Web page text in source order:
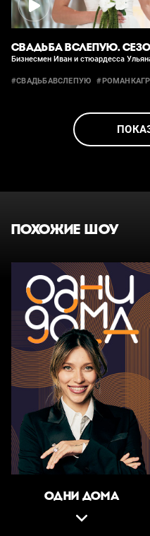
СВАДЬБА ВСЛЕПУЮ.
Бизнесмен Иван и стюардесса
#СВАДЬБАВСЛЕПУЮ
ПОХОЖИЕ ШОУ
ОДНИ ДОМА